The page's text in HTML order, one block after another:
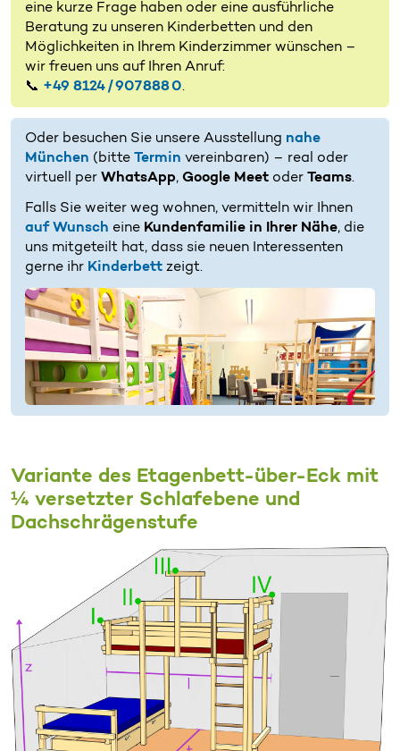
eine kurze Frage haben oder eine ausführliche
Beratung zu unseren Kinderbetten und den
Möglichkeiten in Ihrem Kinderzimmer wünschen –
wir freuen uns auf Ihren Anruf:
📞 +49 8124 / 907 888 0.
Oder besuchen Sie unsere Ausstellung nahe
München (bitte Termin vereinbaren) – real oder
virtuell per WhatsApp, Google Meetoder Teams.
Falls Sie weiter weg wohnen, vermitteln wir Ihnen
auf Wunsch eine Kundenfamilie in Ihrer Nähe, die
uns mitgeteilt hat, dass sie neuen Interessenten
gerne ihr Kinderbettzeigt.
Variante des Etagenbett-über-Eck mit
¼ versetzter Schlafebene und
Dachschrägenstufe